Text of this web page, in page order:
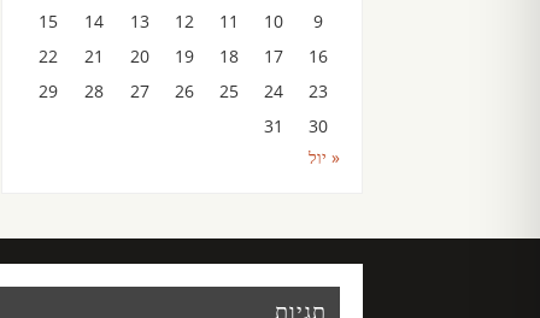
9
10
11
12
13
14
15
16
17
18
19
20
21
22
23
24
25
26
27
28
29
30
31
« יול
תגיות